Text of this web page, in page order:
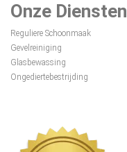
Onze Diensten
Reguliere Schoonmaak
Gevelreiniging
Glasbewassing
Ongediertebestrijding